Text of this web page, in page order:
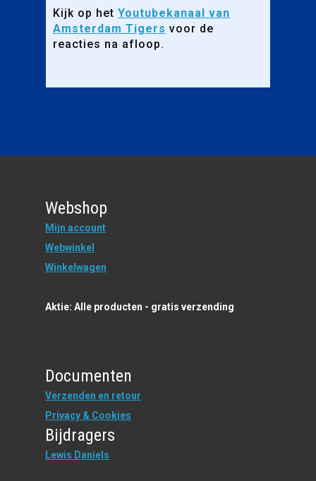
Kijk op het Youtubekanaal van
Amsterdam Tigers voor de
reacties na afloop.
Webshop
Mijn account
Webwinkel
Winkelwagen
Aktie: Alle producten - gratis verzending
Documenten
Verzenden en retour
Privacy & Cookies
Bijdragers
Lewis Daniels